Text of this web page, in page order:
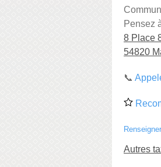
Pensez
8 Place
54820
📞
Autres